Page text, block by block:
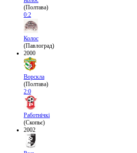
(Полтава)
0:2
Колос
(Павлоград)
2000
Ворскла
(Полтава)
2:0
Работнічкі
(Скопьє)
2002